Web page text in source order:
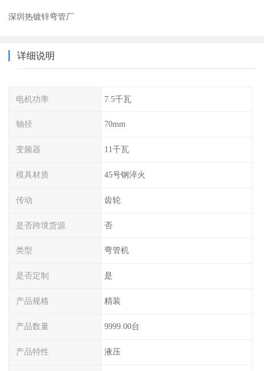
深圳热镀锌弯管厂
详细说明
电机功率 7.5千瓦
轴径 70mm
变频器 11千瓦
模具材质 45号钢淬火
传动 齿轮
是否跨境货源 否
类型 弯管机
是否定制 是
产品规格 精装
产品数量 9999.00台
产品特性 液压